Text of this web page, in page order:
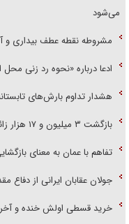
می‌شود
مشروطه نقطه عطف بیداری و
ادعا درباره «نحوه رد زنی
هشدار تداوم بارش‌های تابستانه و رعدوبرق
بازگشت ۳ میلیون و ۱۷ هزار زائر اربعین به کشور
تفاهم با عمان به معنای
جولان عقابان ایرانی از دفاع
خرید قسطی اولش خنده و